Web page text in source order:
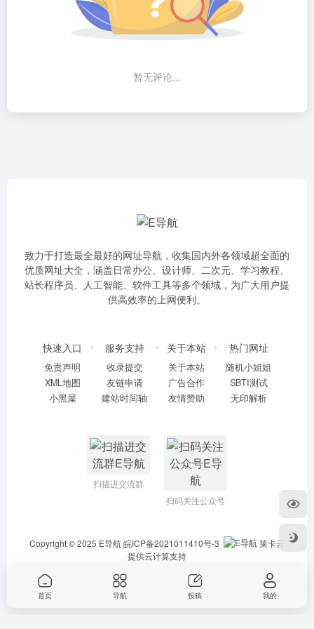
暂无评论...
致力于打造最全最好的网址导航，收集国内外各领域超全面的
优质网址大全，涵盖日常办公、设计师、二次元、学习教程、
站长程序员、人工智能、软件工具等多个领域，为广大用户提
供高效率的上网便利。
快速入口
免责声明
XML地图
小黑屋
服务支持
收录提交
友链申请
建站时间轴
关于本站
关于本站
广告合作
友情赞助
热门网址
随机小姐姐
SBTI测试
无印解析
扫描进交流群
扫码关注公众号
Copyright © 2025 E导航皖ICP备2021011410号-3
莱卡云
提供云计算支持
首页 导航 投稿 我的